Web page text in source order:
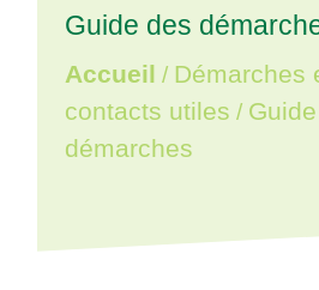
Guide des
Accueil / Démarches
contacts utiles /
démarches